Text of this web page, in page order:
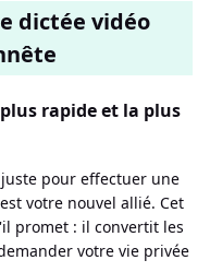
dictée vidéo
rapide et la plus
pour effectuer une
est votre nouvel allié. Cet
promet : il convertit les
votre vie privée